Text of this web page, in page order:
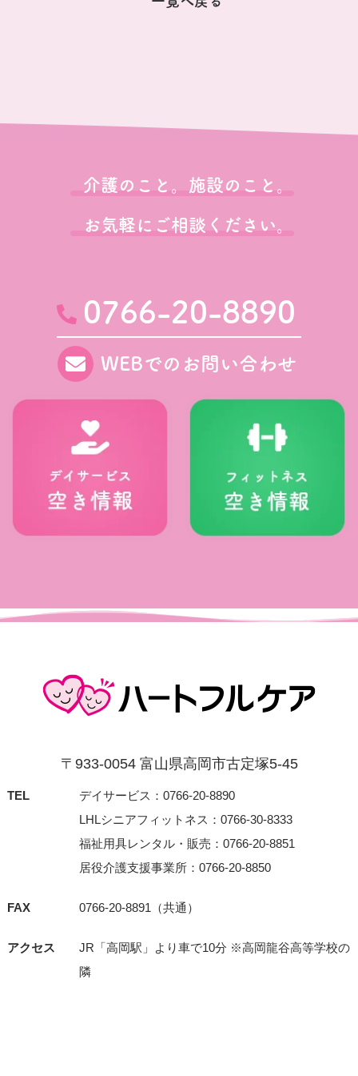
介護のこと。施設のこと。
お気軽にご相談ください。
0766-20-8890
WEBでのお問い合わせ
〒933-0054 富⼭県⾼岡市古定塚5-45
TEL
デイサービス：0766-20-8890
LHLシニアフィットネス：0766-30-8333
福祉用具レンタル・販売：0766-20-8851
居役介護支援事業所：0766-20-8850
FAX 0766-20-8891（共通）
アクセス
JR「⾼岡駅」より⾞で10分 ※⾼岡⿓⾕⾼等学校の
隣